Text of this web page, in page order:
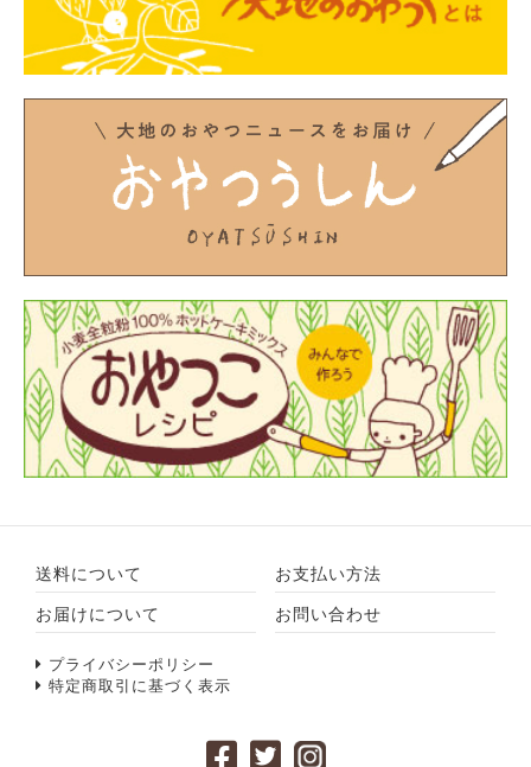
送料について お支払い方法
お届けについて お問い合わせ
プライバシーポリシー
特定商取引に基づく表示